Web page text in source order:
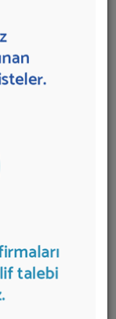
aşağıda
Teklif İste"
firmalara